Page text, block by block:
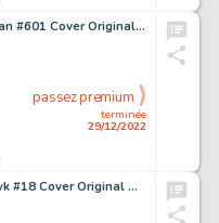
Scott McDaniel Batman #601 Cover Original Art (DC, 2002)....
terminée
29/12/2022
passez premium
Mike Manley Darkhawk #18 Cover Original Art (Marvel, 1992)....